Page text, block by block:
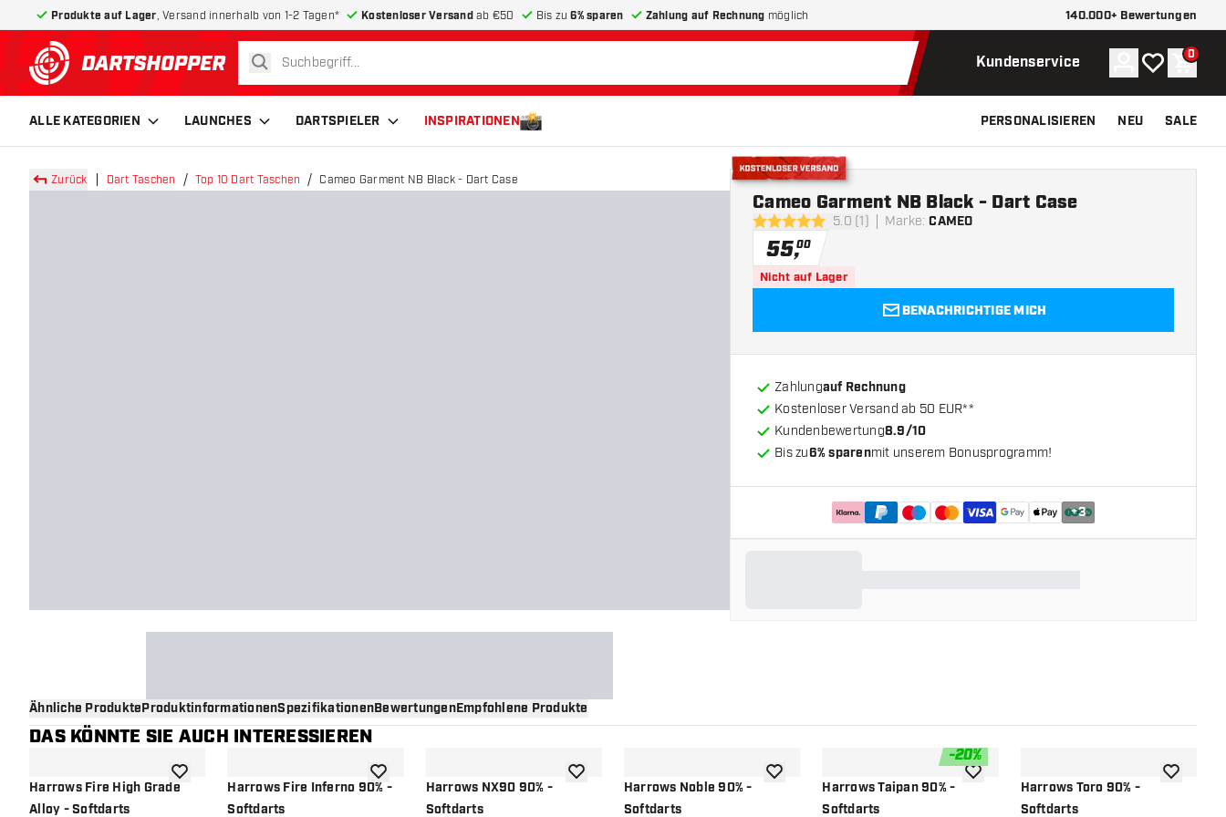
Produkte auf Lager , Versand innerhalb von 1-2 Tagen* Kostenloser Versandab €50 Bis zu6% sparen Zahlung auf Rechnung möglich 140.000+ Bewertungen
zurück zur Startseite
suchen Kundenservice Konto
Meine 0
ALLE KATEGORIEN LAUNCHES DARTSPIELER INSPIRATIONEN PERSONALISIEREN NEU SALE
Zurück Dart Taschen Top 10 Dart Taschen Cameo Garment NB Black - Dart Case
Kostenloser Versand
5 Bewertungssterne
5.0 (1) Marke: CAMEO
Cameo Garment NB Black - Dart Case
55,00
Nicht auf Lager
BENACHRICHTIGE MICH
Zahlungauf Rechnung
Kostenloser Versand ab 50 EUR**
Kundenbewertung8.9/10
Bis zu6% sparenmit unserem Bonusprogramm!
+3
Ähnliche ProdukteProduktinformationenSpezifikationenBewertungenEmpfohlene Produkte
DAS KÖNNTE SIE AUCH INTERESSIEREN
Harrows Fire High Grade
Alloy - Softdarts
Zur Wunschliste hinzufügen
Harrows Fire Inferno 90% -
Softdarts
Zur Wunschliste hinzufügen
Harrows NX90 90% -
Softdarts
Zur Wunschliste hinzufügen
Harrows Noble 90% -
Softdarts
Zur Wunschliste hinzufügen
-20%
Harrows Taipan 90% -
Softdarts
Zur Wunschliste hinzufügen
Harrows Toro 90% -
Softdarts
Zur